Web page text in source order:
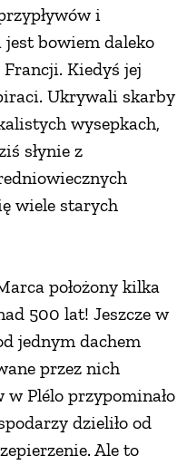
i
jest bowiem daleko
Kiedyś jej
Ukrywali skarby
wysepkach,
słynie z
wiele starych
położony kilka
500 lat! Jeszcze w
jednym dachem
przez nich
w Plélo przypominało
dzieliło od
Ale to